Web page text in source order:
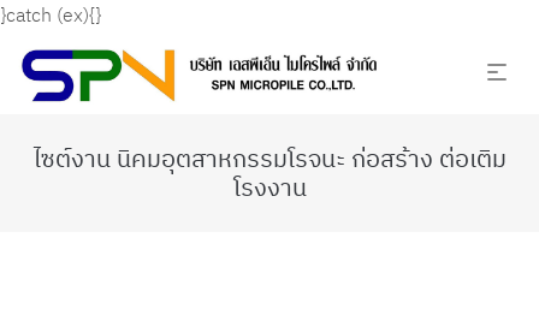
}catch (ex){}
ไซต์งาน นิคมอุตสาหกรรมโรจนะ ก่อสร้าง ต่อเติม
โรงงาน